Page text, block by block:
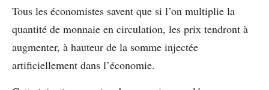
Tous les économistes savent que si l’on multiplie la
quantité de monnaie en circulation, les prix tendront à
augmenter, à hauteur de la somme injectée
artificiellement dans l’économie.